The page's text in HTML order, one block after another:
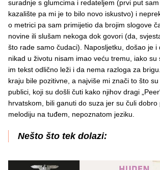
suradnje s glumcima i redateljem (prvi put
kazalište pa mi je to bilo novo iskustvo) i
o metrici pa sam primijetio da brojim slogove
novine ili slušam nekoga dok govori (da,
što rade samo čudaci). Naposljetku, došao je i
nikad u životu nisam imao veću tremu, iako su
im tekst odlično leži i da nema razloga za
kraju bile pozitivne, a najviše mi znači to što
publici, koji su došli čuti kako njihov dragi
hrvatskom, bili ganuti do suza jer su čuli dobro
melodiju na tuđem, nepoznatom jeziku.
Nešto što tek dolazi: